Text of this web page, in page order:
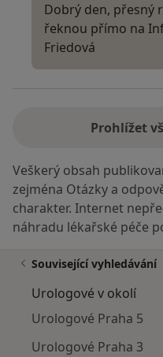
Dobrý den, přesný
řeknou přímo na
Friedová
Prohlížet
Veškerý obsah
zejména Otázky a
charakter. Internet
náhradu lékařské péče
Související vyhledávání
Urologové v okolí
Urologové Praha 5
Urologové Praha 3